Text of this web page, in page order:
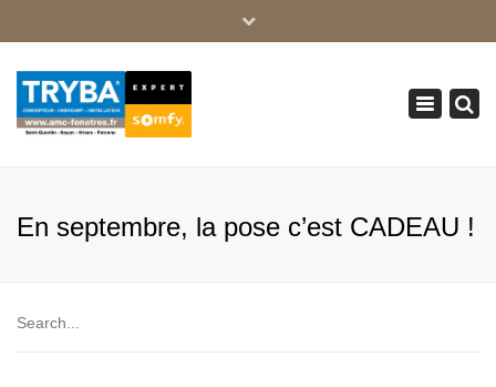
serviceclient@amc-fenetres.fr
Toggle
En septembre, la pose c’est CADEAU !